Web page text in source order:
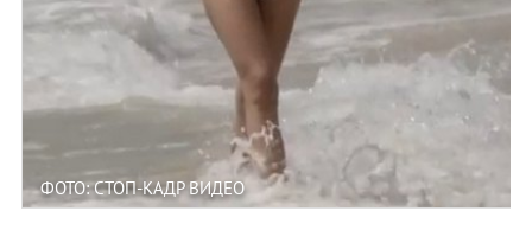
ФОТО: СТОП-КАДР ВИДЕО